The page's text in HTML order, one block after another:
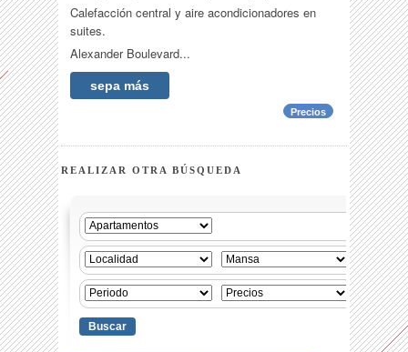
Calefacción central y aire acondicionadores en
suites.
Alexander Boulevard...
sepa más
Precios
REALIZAR OTRA BÚSQUEDA